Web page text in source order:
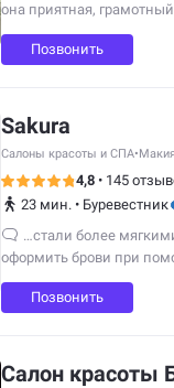
она приятная,
Позвонить
Sakura
Салоны красоты и СПА•
4,8 • 145
23 мин. • Буревестник
…стали более
оформить брови при
тоже практикуют в
Позвонить
Салон красоты